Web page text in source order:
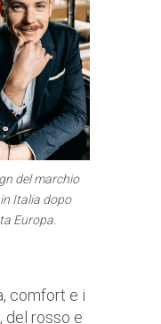
del marchio
Italia dopo
Europa.
comfort e i
del rosso e